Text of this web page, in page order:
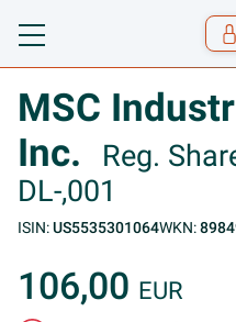
Toggle navigation
MSC
Inc.
Reg.
DL-,001
ISIN:US5535301064WKN:
106,00 EUR